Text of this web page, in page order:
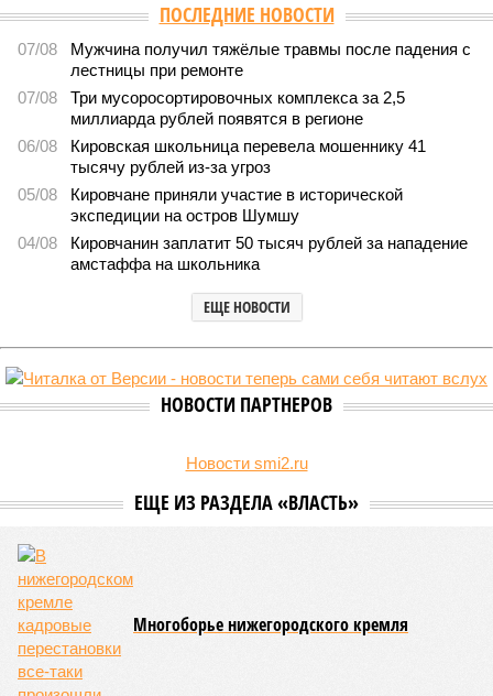
ПОСЛЕДНИЕ НОВОСТИ
07/08
Мужчина получил тяжёлые травмы после падения с
лестницы при ремонте
07/08
Три мусоросортировочных комплекса за 2,5
миллиарда рублей появятся в регионе
06/08
Кировская школьница перевела мошеннику 41
тысячу рублей из-за угроз
05/08
Кировчане приняли участие в исторической
экспедиции на остров Шумшу
04/08
Кировчанин заплатит 50 тысяч рублей за нападение
амстаффа на школьника
ЕЩЕ НОВОСТИ
НОВОСТИ ПАРТНЕРОВ
Новости smi2.ru
ЕЩЕ ИЗ РАЗДЕЛА «ВЛАСТЬ»
Многоборье нижегородского кремля